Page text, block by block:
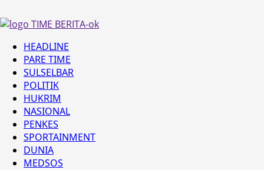
Primary
Menu
HEADLINE
PARE TIME
SULSELBAR
POLITIK
HUKRIM
NASIONAL
PENKES
SPORTAINMENT
DUNIA
MEDSOS